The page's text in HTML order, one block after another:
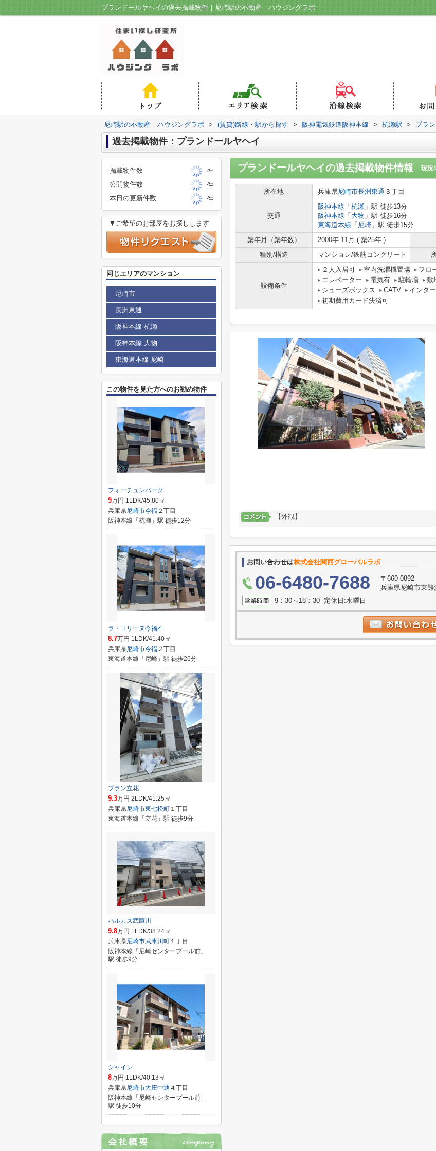
プランドールヤヘイの過去掲載物件｜尼崎駅の不動産｜ハウジングラボ
尼崎駅の不動産｜ハウジングラボ > (賃貸)路線・駅から探す > 阪神電気鉄道阪神本線 > 杭瀬駅 > プラ
過去掲載物件：プランドールヤヘイ
プランドールヤヘイの過去掲載物件情報 現況
所在地 兵庫県尼崎市長洲東通 ３丁目
交通
阪神本線 「 杭瀬 」駅 徒歩13分
阪神本線 「 大物 」駅 徒歩16分
東海道本線 「 尼崎 」駅 徒歩15分
築年月（築年数）
2000年 11月 ( 築25年 )
種別/構造
マンション/鉄筋コンクリート
設備条件
２人入居可 室内洗濯機置場 フロ
エレベーター
電気有 駐輪場 敷
シューズボックス
CATV インタ
初期費用カード決済可
【外観】
お問い合わせは株式会社関西グローバルラボ
06-6480-7688
〒660-0892
兵庫県尼崎市東難
9：30～18：30 定休日:水曜日
掲載物件数
件
公開物件数
件
本日の更新件数
件
▼ご希望のお部屋をお探しします
同じエリアのマンション
尼崎市
長洲東通
阪神本線 杭瀬
阪神本線 大物
東海道本線 尼崎
この物件を見た方へのお勧め物件
フォーチュンパーク
9万円 1LDK/45.80㎡
兵庫県尼崎市今福 ２丁目
阪神本線「杭瀬」駅 徒歩12分
ラ・コリーヌ今福Z
8.7万円 1LDK/41.40㎡
兵庫県尼崎市今福 ２丁目
東海道本線「尼崎」駅 徒歩26分
ブラン立花
9.3万円 2LDK/41.25㎡
兵庫県尼崎市東七松町 １丁目
東海道本線「立花」駅 徒歩9分
ハルカス武庫川
9.8万円 1LDK/38.24㎡
兵庫県尼崎市武庫川町 １丁目
阪神本線「尼崎センタープール前」
駅 徒歩9分
シャイン
8万円 1LDK/40.13㎡
兵庫県尼崎市大庄中通 ４丁目
阪神本線「尼崎センタープール前」
駅 徒歩10分